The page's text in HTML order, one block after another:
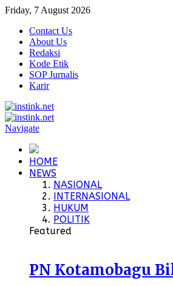
Friday, 7 August 2026
Contact Us
About Us
Redaksi
Kode Etik
SOP Jurnalis
Karir
Navigate
HOME
NEWS
NASIONAL
INTERNASIONAL
HUKUM
POLITIK
Featured
PN Kotamobagu